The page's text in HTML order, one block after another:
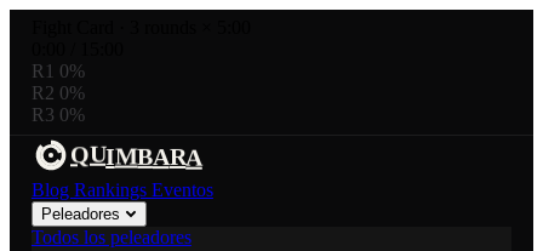
R1 0%
R2 0%
R3 0%
QUIMBARA
Blog Rankings Eventos
Peleadores
Todos los peleadores